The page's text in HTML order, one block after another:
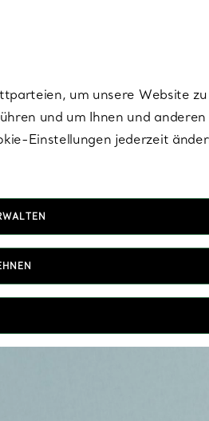
um unsere Website
und um Ihnen und
Einstellungen jederzeit